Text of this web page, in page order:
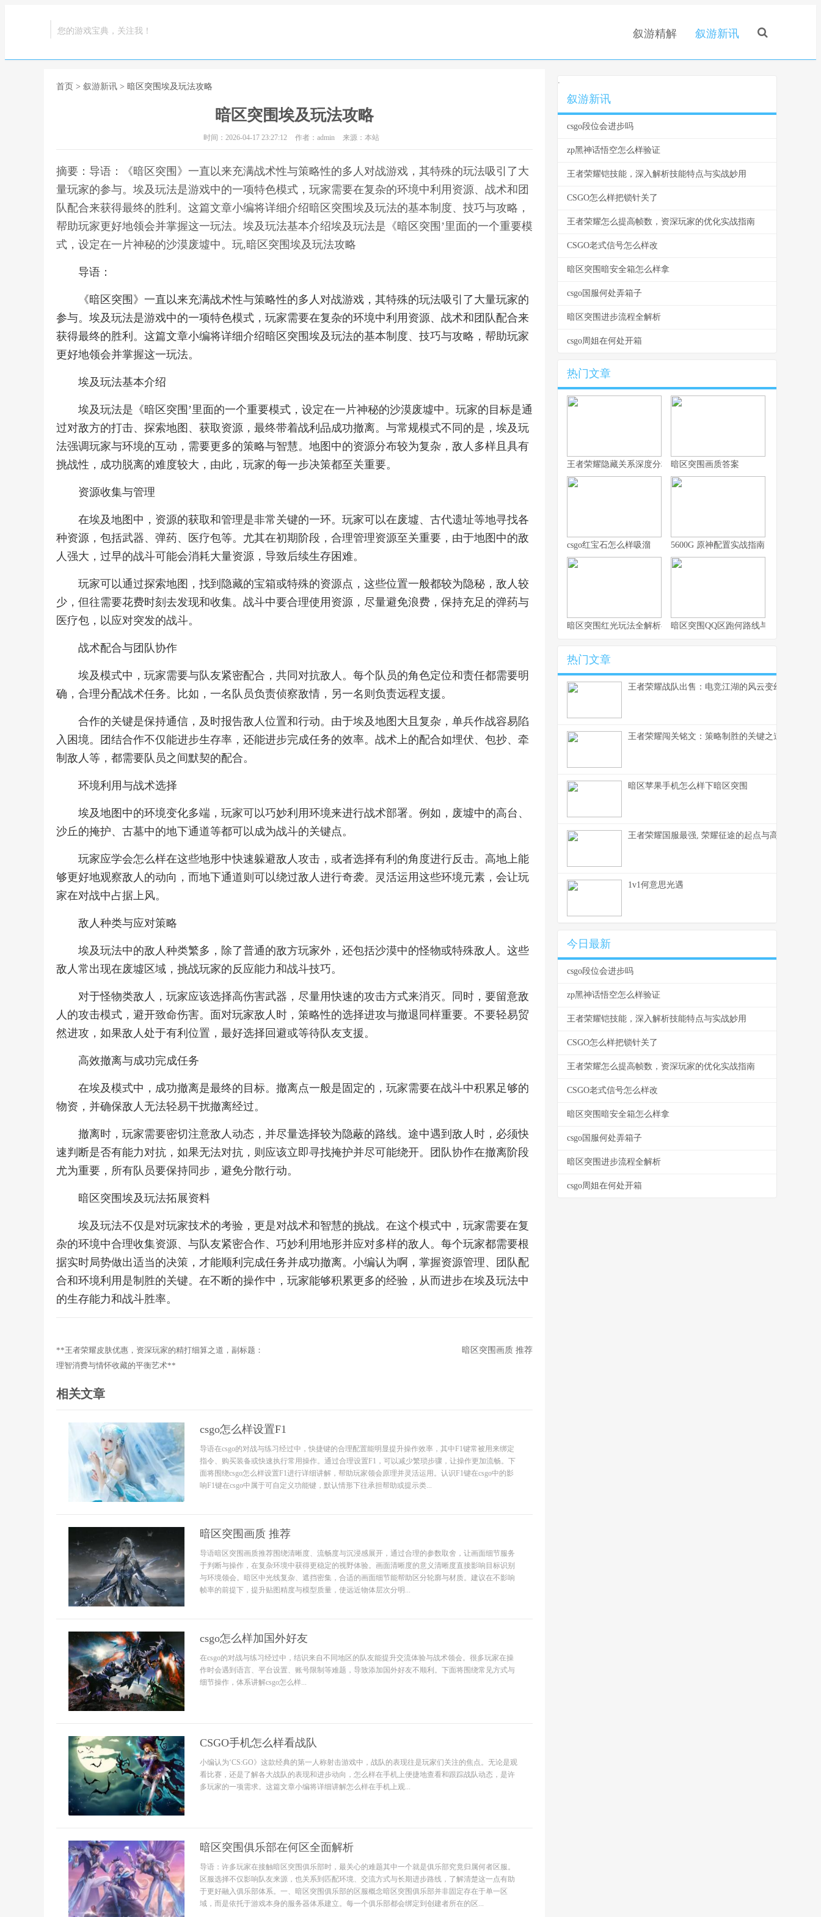
您的游戏宝典，关注我！ 叙游精解 叙游新讯
首页 > 叙游新讯 > 暗区突围埃及玩法攻略
暗区突围埃及玩法攻略
时间：2026-04-17 23:27:12 作者：admin 来源：本站
摘要：导语：《暗区突围》一直以来充满战术性与策略性的多人对战游戏，其特殊的玩法吸引了大
量玩家的参与。埃及玩法是游戏中的一项特色模式，玩家需要在复杂的环境中利用资源、战术和团
队配合来获得最终的胜利。这篇文章小编将详细介绍暗区突围埃及玩法的基本制度、技巧与攻略，
帮助玩家更好地领会并掌握这一玩法。埃及玩法基本介绍埃及玩法是《暗区突围’里面的一个重要模
式，设定在一片神秘的沙漠废墟中。玩,暗区突围埃及玩法攻略
导语：
《暗区突围》一直以来充满战术性与策略性的多人对战游戏，其特殊的玩法吸引了大量玩家的
参与。埃及玩法是游戏中的一项特色模式，玩家需要在复杂的环境中利用资源、战术和团队配合来
获得最终的胜利。这篇文章小编将详细介绍暗区突围埃及玩法的基本制度、技巧与攻略，帮助玩家
更好地领会并掌握这一玩法。
埃及玩法基本介绍
埃及玩法是《暗区突围’里面的一个重要模式，设定在一片神秘的沙漠废墟中。玩家的目标是通
过对敌方的打击、探索地图、获取资源，最终带着战利品成功撤离。与常规模式不同的是，埃及玩
法强调玩家与环境的互动，需要更多的策略与智慧。地图中的资源分布较为复杂，敌人多样且具有
挑战性，成功脱离的难度较大，由此，玩家的每一步决策都至关重要。
资源收集与管理
在埃及地图中，资源的获取和管理是非常关键的一环。玩家可以在废墟、古代遗址等地寻找各
种资源，包括武器、弹药、医疗包等。尤其在初期阶段，合理管理资源至关重要，由于地图中的敌
人强大，过早的战斗可能会消耗大量资源，导致后续生存困难。
玩家可以通过探索地图，找到隐藏的宝箱或特殊的资源点，这些位置一般都较为隐秘，敌人较
少，但往需要花费时刻去发现和收集。战斗中要合理使用资源，尽量避免浪费，保持充足的弹药与
医疗包，以应对突发的战斗。
战术配合与团队协作
埃及模式中，玩家需要与队友紧密配合，共同对抗敌人。每个队员的角色定位和责任都需要明
确，合理分配战术任务。比如，一名队员负责侦察敌情，另一名则负责远程支援。
合作的关键是保持通信，及时报告敌人位置和行动。由于埃及地图大且复杂，单兵作战容易陷
入困境。团结合作不仅能进步生存率，还能进步完成任务的效率。战术上的配合如埋伏、包抄、牵
制敌人等，都需要队员之间默契的配合。
环境利用与战术选择
埃及地图中的环境变化多端，玩家可以巧妙利用环境来进行战术部署。例如，废墟中的高台、
沙丘的掩护、古墓中的地下通道等都可以成为战斗的关键点。
玩家应学会怎么样在这些地形中快速躲避敌人攻击，或者选择有利的角度进行反击。高地上能
够更好地观察敌人的动向，而地下通道则可以绕过敌人进行奇袭。灵活运用这些环境元素，会让玩
家在对战中占据上风。
敌人种类与应对策略
埃及玩法中的敌人种类繁多，除了普通的敌方玩家外，还包括沙漠中的怪物或特殊敌人。这些
敌人常出现在废墟区域，挑战玩家的反应能力和战斗技巧。
对于怪物类敌人，玩家应该选择高伤害武器，尽量用快速的攻击方式来消灭。同时，要留意敌
人的攻击模式，避开致命伤害。面对玩家敌人时，策略性的选择进攻与撤退同样重要。不要轻易贸
然进攻，如果敌人处于有利位置，最好选择回避或等待队友支援。
高效撤离与成功完成任务
在埃及模式中，成功撤离是最终的目标。撤离点一般是固定的，玩家需要在战斗中积累足够的
物资，并确保敌人无法轻易干扰撤离经过。
撤离时，玩家需要密切注意敌人动态，并尽量选择较为隐蔽的路线。途中遇到敌人时，必须快
速判断是否有能力对抗，如果无法对抗，则应该立即寻找掩护并尽可能绕开。团队协作在撤离阶段
尤为重要，所有队员要保持同步，避免分散行动。
暗区突围埃及玩法拓展资料
埃及玩法不仅是对玩家技术的考验，更是对战术和智慧的挑战。在这个模式中，玩家需要在复
杂的环境中合理收集资源、与队友紧密合作、巧妙利用地形并应对多样的敌人。每个玩家都需要根
据实时局势做出适当的决策，才能顺利完成任务并成功撤离。小编认为啊，掌握资源管理、团队配
合和环境利用是制胜的关键。在不断的操作中，玩家能够积累更多的经验，从而进步在埃及玩法中
的生存能力和战斗胜率。
**王者荣耀皮肤优惠，资深玩家的精打细算之道，副标题：
理智消费与情怀收藏的平衡艺术**
暗区突围画质 推荐
相关文章
csgo怎么样设置F1
导语在csgo的对战与练习经过中，快捷键的合理配置能明显提升操作效率，其中F1键常被用来绑定
指令、购买装备或快速执行常用操作。通过合理设置F1，可以减少繁琐步骤，让操作更加流畅。下
面将围绕csgo怎么样设置F1进行详细讲解，帮助玩家领会原理并灵活运用。认识F1键在csgo中的影
响F1键在csgo中属于可自定义功能键，默认情形下往承担帮助或提示类...
暗区突围画质 推荐
导语暗区突围画质推荐围绕清晰度、流畅度与沉浸感展开，通过合理的参数取舍，让画面细节服务
于判断与操作，在复杂环境中获得更稳定的视野体验。画面清晰度的意义清晰度直接影响目标识别
与环境领会。暗区中光线复杂、遮挡密集，合适的画面细节能帮助区分轮廓与材质。建议在不影响
帧率的前提下，提升贴图精度与模型质量，使远近物体层次分明...
csgo怎么样加国外好友
在csgo的对战与练习经过中，结识来自不同地区的队友能提升交流体验与战术领会。很多玩家在操
作时会遇到语言、平台设置、账号限制等难题，导致添加国外好友不顺利。下面将围绕常见方式与
细节操作，体系讲解csgo怎么样...
CSGO手机怎么样看战队
小编认为‘CS:GO》这款经典的第一人称射击游戏中，战队的表现往是玩家们关注的焦点。无论是观
看比赛，还是了解各大战队的表现和进步动向，怎么样在手机上便捷地查看和跟踪战队动态，是许
多玩家的一项需求。这篇文章小编将详细讲解怎么样在手机上观...
暗区突围俱乐部在何区全面解析
导语：许多玩家在接触暗区突围俱乐部时，最关心的难题其中一个就是俱乐部究竟归属何者区服。
区服选择不仅影响队友来源，也关系到匹配环境、交流方式与长期进步路线，了解清楚这一点有助
于更好融入俱乐部体系。一、暗区突围俱乐部的区服概念暗区突围俱乐部并非固定存在于单一区
域，而是依托于游戏本身的服务器体系建立。每一个俱乐部都会绑定到创建者所在的区...
.
叙游新讯
csgo段位会进步吗
zp黑神话悟空怎么样验证
王者荣耀铠技能，深入解析技能特点与实战妙用
CSGO怎么样把锁针关了
王者荣耀怎么提高帧数，资深玩家的优化实战指南
CSGO老式信号怎么样改
暗区突围暗安全箱怎么样拿
csgo国服何处弄箱子
暗区突围进步流程全解析
csgo周姐在何处开箱
热门文章
王者荣耀隐藏关系深度分析，你的游戏人生不愿被谁知晓
暗区突围画质答案
csgo红宝石怎么样吸溜 5600G 原神配置实战指南
暗区突围红光玩法全解析与实战思路暗区突围QQ区跑何路线与思路解析
热门文章
王者荣耀战队出售：电竞江湖的风云变幻，一个资
王者荣耀闯关铭文：策略制胜的关键之道
暗区苹果手机怎么样下暗区突围
王者荣耀国服最强, 荣耀征途的起点与高峰
1v1何意思光遇
今日最新
csgo段位会进步吗
zp黑神话悟空怎么样验证
王者荣耀铠技能，深入解析技能特点与实战妙用
CSGO怎么样把锁针关了
王者荣耀怎么提高帧数，资深玩家的优化实战指南
CSGO老式信号怎么样改
暗区突围暗安全箱怎么样拿
csgo国服何处弄箱子
暗区突围进步流程全解析
csgo周姐在何处开箱